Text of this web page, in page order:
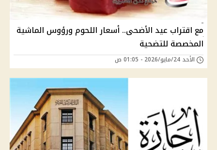
مع اقتراب عيد الأضحى.. أسعار اللحوم ورؤوس الماشية
المخصصة للتضحية
الأحد 24/مايو/2026 - 01:05 ص